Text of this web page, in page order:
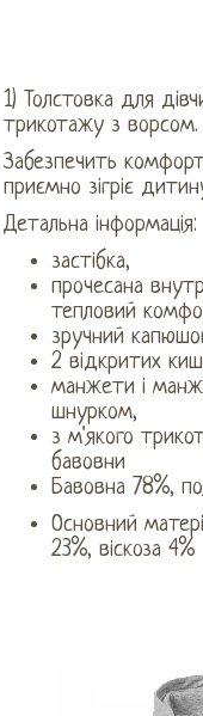
1) Толстовка для
трикотажу з ворсом.
Забезпечить
приємно зігріє
Детальна інформація:
застібка,
прочесана
тепловий
зручний
2 відкритих
манжети і
шнурком,
з м'якого
бавовни
Бавовна 78%,
Основний
23%, віскоза 4%